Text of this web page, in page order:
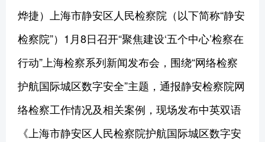
烨捷）上海市静安区人民检察院（以下简称“静安
检察院”）1月8日召开“聚焦建设‘五个中心’检察在
行动”上海检察系列新闻发布会，围绕“网络检察
护航国际城区数字安全”主题，通报静安检察院网
络检察工作情况及相关案例，现场发布中英双语
《上海市静安区人民检察院护航国际城区数字安